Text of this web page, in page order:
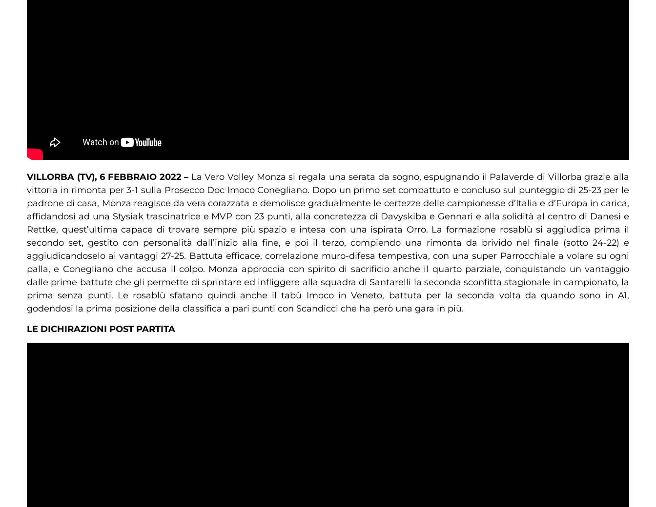
VILLORBA (TV), 6 FEBBRAIO 2022 – La Vero Volley Monza si regala una serata da sogno, espugnando il Palaverde di Villorba grazie alla
vittoria in rimonta per 3-1 sulla Prosecco Doc Imoco Conegliano. Dopo un primo set combattuto e concluso sul punteggio di 25-23 per le
padrone di casa, Monza reagisce da vera corazzata e demolisce gradualmente le certezze delle campionesse d’Italia e d’Europa in carica,
affidandosi ad una Stysiak trascinatrice e MVP con 23 punti, alla concretezza di Davyskiba e Gennari e alla solidità al centro di Danesi e
Rettke, quest’ultima capace di trovare sempre più spazio e intesa con una ispirata Orro. La formazione rosablù si aggiudica prima il
secondo set, gestito con personalità dall’inizio alla fine, e poi il terzo, compiendo una rimonta da brivido nel finale (sotto 24-22) e
aggiudicandoselo ai vantaggi 27-25. Battuta efficace, correlazione muro-difesa tempestiva, con una super Parrocchiale a volare su ogni
palla, e Conegliano che accusa il colpo. Monza approccia con spirito di sacrificio anche il quarto parziale, conquistando un vantaggio
dalle prime battute che gli permette di sprintare ed infliggere alla squadra di Santarelli la seconda sconfitta stagionale in campionato, la
prima senza punti. Le rosablù sfatano quindi anche il tabù Imoco in Veneto, battuta per la seconda volta da quando sono in A1,
godendosi la prima posizione della classifica a pari punti con Scandicci che ha però una gara in più.
LE DICHIRAZIONI POST PARTITA